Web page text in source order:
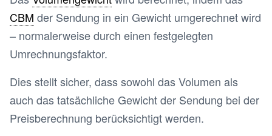
CBM der Sendung in ein Gewicht umgerechnet wird
– normalerweise durch einen festgelegten
Umrechnungsfaktor.
Dies stellt sicher, dass sowohl das Volumen als
auch das tatsächliche Gewicht der Sendung bei der
Preisberechnung berücksichtigt werden.